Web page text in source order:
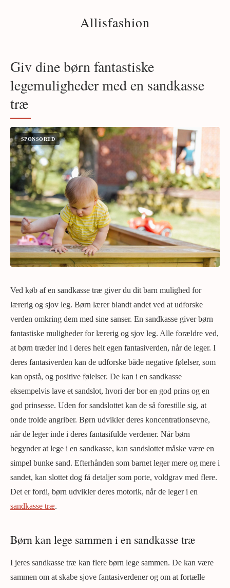
Allisfashion
Giv dine børn fantastiske
legemuligheder med en sandkasse
træ
Ved køb af en sandkasse træ giver du dit barn mulighed for
lærerig og sjov leg. Børn lærer blandt andet ved at udforske
verden omkring dem med sine sanser. En sandkasse giver børn
fantastiske muligheder for lærerig og sjov leg. Alle forældre ved,
at børn træder ind i deres helt egen fantasiverden, når de leger. I
deres fantasiverden kan de udforske både negative følelser, som
kan opstå, og positive følelser. De kan i en sandkasse
eksempelvis lave et sandslot, hvori der bor en god prins og en
god prinsesse. Uden for sandslottet kan de så forestille sig, at
onde trolde angriber. Børn udvikler deres koncentrationsevne,
når de leger inde i deres fantasifulde verdener. Når børn
begynder at lege i en sandkasse, kan sandslottet måske være en
simpel bunke sand. Efterhånden som barnet leger mere og mere i
sandet, kan slottet dog få detaljer som porte, voldgrav med flere.
Det er fordi, børn udvikler deres motorik, når de leger i en
sandkasse træ.
Børn kan lege sammen i en sandkasse træ
I jeres sandkasse træ kan flere børn lege sammen. De kan være
sammen om at skabe sjove fantasiverdener og om at fortælle